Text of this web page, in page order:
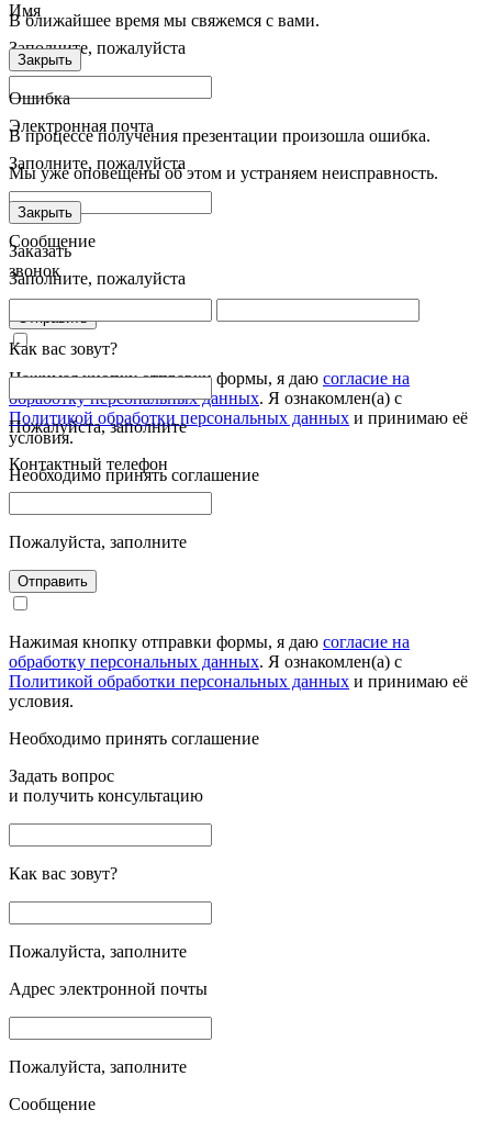
Имя
Заполните, пожалуйста
Электронная почта
Заполните, пожалуйста
Сообщение
Заполните, пожалуйста
Отправить
Нажимая кнопку отправки формы, я даю согласие на
обработку персональных данных. Я ознакомлен(а) с
Политикой обработки персональных данных и принимаю её
условия.
Необходимо принять соглашение
В ближайшее время мы свяжемся с вами.
Закрыть
Ошибка
В процессе получения презентации произошла ошибка.
Мы уже оповещены об этом и устраняем неисправность.
Закрыть
Заказать
звонок
Как вас зовут?
Пожалуйста, заполните
Контактный телефон
Пожалуйста, заполните
Отправить
Нажимая кнопку отправки формы, я даю согласие на
обработку персональных данных. Я ознакомлен(а) с
Политикой обработки персональных данных и принимаю её
условия.
Необходимо принять соглашение
Задать вопрос
и получить консультацию
Как вас зовут?
Пожалуйста, заполните
Адрес электронной почты
Пожалуйста, заполните
Сообщение